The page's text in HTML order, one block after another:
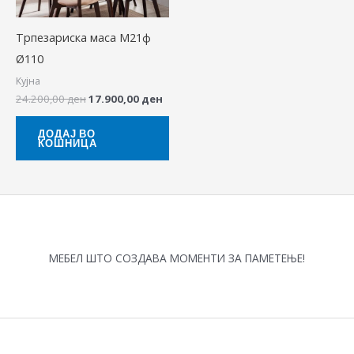
Трпезариска маса М21ф
Ø110
Кујна
24.200,00ден17.900,00 ден
ДОДАЈ ВО
КОШНИЦА
МЕБЕЛ ШТО СОЗДАВА МОМЕНТИ ЗА ПАМЕТЕЊЕ!